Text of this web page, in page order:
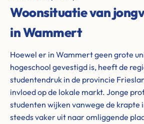
Woonsituatie van
in Wammert
Hoewel er in Wammert geen grote
hogeschool gevestigd is, heeft de
studentendruk in de provincie
invloed op de lokale markt. Jonge
studenten wijken vanwege de krapte
steeds vaker uit naar omliggende